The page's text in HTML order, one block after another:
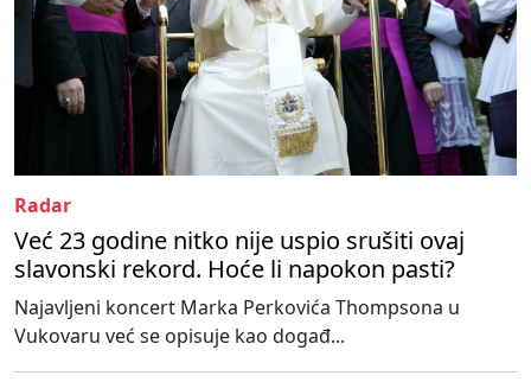
Radar
Već 23 godine nitko nije uspio srušiti ovaj
slavonski rekord. Hoće li napokon pasti?
Najavljeni koncert Marka Perkovića Thompsona u
Vukovaru već se opisuje kao događ...